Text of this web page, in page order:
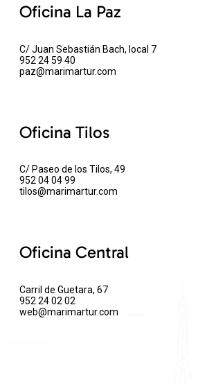
Oficina La Paz
C/ Juan Sebastián Bach, local 7
952 24 59 40
paz@marimartur.com
Oficina Tilos
C/ Paseo de los Tilos, 49
952 04 04 99
tilos@marimartur.com
Oficina Central
Carril de Guetara, 67
952 24 02 02
web@marimartur.com